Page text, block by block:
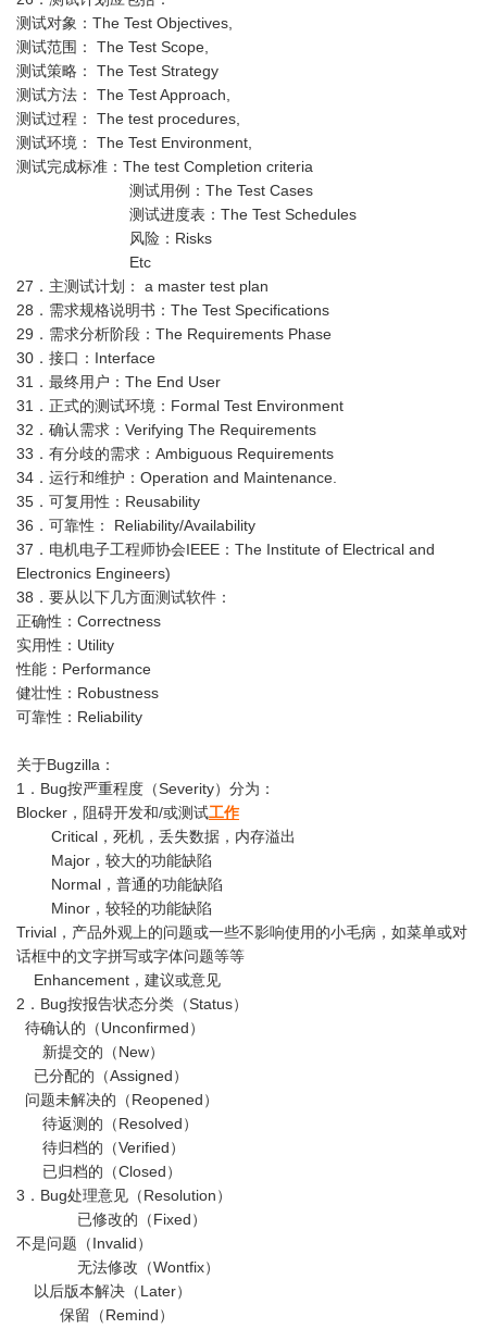
测试对象：The Test Objectives,
测试范围： The Test Scope,
测试策略： The Test Strategy
测试方法： The Test Approach,
测试过程： The test procedures,
测试环境： The Test Environment,
测试完成标准：The test Completion criteria
测试用例：The Test Cases
测试进度表：The Test Schedules
风险：Risks
Etc
27．主测试计划： a master test plan
28．需求规格说明书：The Test Specifications
29．需求分析阶段：The Requirements Phase
30．接口：Interface
31．最终用户：The End User
31．正式的测试环境：Formal Test Environment
32．确认需求：Verifying The Requirements
33．有分歧的需求：Ambiguous Requirements
34．运行和维护：Operation and Maintenance.
35．可复用性：Reusability
36．可靠性： Reliability/Availability
37．电机电子工程师协会IEEE：The Institute of Electrical and
Electronics Engineers)
38．要从以下几方面测试软件：
正确性：Correctness
实用性：Utility
性能：Performance
健壮性：Robustness
可靠性：Reliability
关于Bugzilla：
1．Bug按严重程度（Severity）分为：
Blocker，阻碍开发和/或测试工作
Critical，死机，丢失数据，内存溢出
Major，较大的功能缺陷
Normal，普通的功能缺陷
Minor，较轻的功能缺陷
Trivial，产品外观上的问题或一些不影响使用的小毛病，如菜单或对
话框中的文字拼写或字体问题等等
Enhancement，建议或意见
2．Bug按报告状态分类（Status）
待确认的（Unconfirmed）
新提交的（New）
已分配的（Assigned）
问题未解决的（Reopened）
待返测的（Resolved）
待归档的（Verified）
已归档的（Closed）
3．Bug处理意见（Resolution）
已修改的（Fixed）
不是问题（Invalid）
无法修改（Wontfix）
以后版本解决（Later）
保留（Remind）